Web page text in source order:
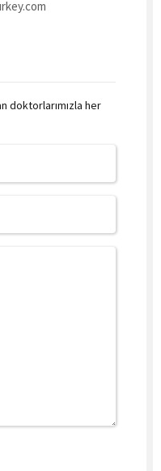
doktorlarımızla her